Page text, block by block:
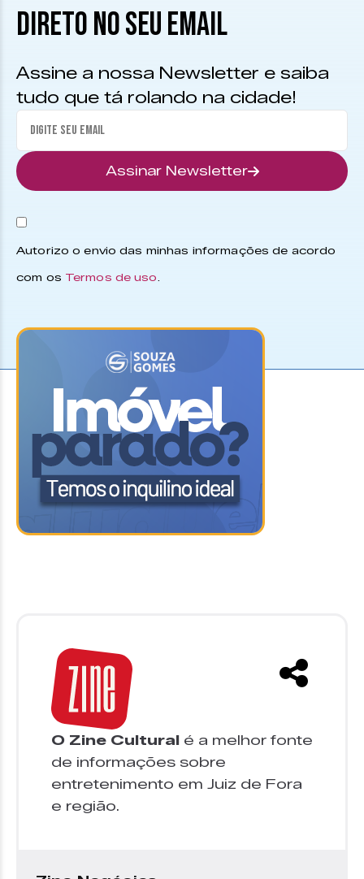
DIRETO NO SEU EMAIL
Assine a nossa Newsletter e saiba
tudo que tá rolando na cidade!
Assinar Newsletter
Autorizo o envio das minhas informações de acordo
com os Termos de uso.
O Zine Cultural é a melhor fonte
de informações sobre
entretenimento em Juiz de Fora
e região.